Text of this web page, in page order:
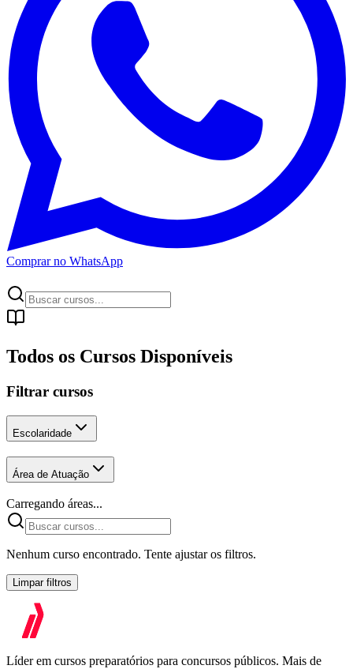
Comprar no WhatsApp
Todos os Cursos Disponíveis
Filtrar cursos
Escolaridade
Área de Atuação
Carregando áreas...
Nenhum curso encontrado. Tente ajustar os filtros.
Limpar filtros
Líder em cursos preparatórios para concursos públicos. Mais de